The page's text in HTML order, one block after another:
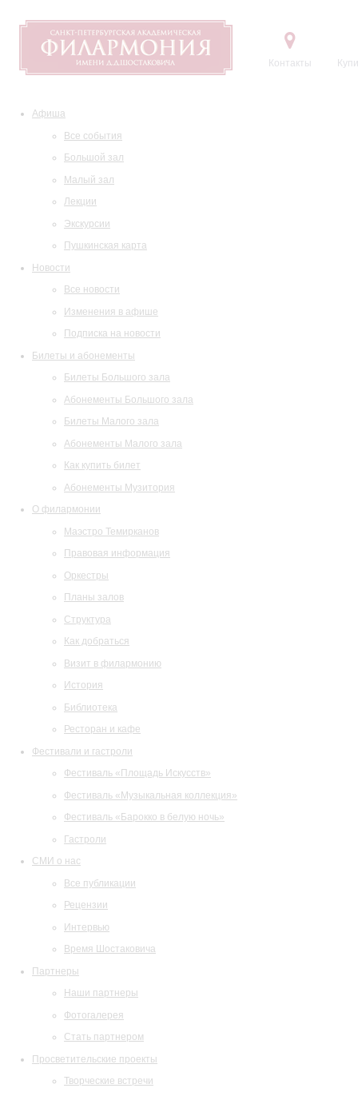
Контакты
Афиша
Все события
Большой зал
Малый зал
Лекции
Экскурсии
Пушкинская карта
Новости
Все новости
Изменения в афише
Подписка на новости
Билеты и абонементы
Билеты Большого зала
Абонементы Большого зала
Билеты Малого зала
Абонементы Малого зала
Как купить билет
Абонементы Музитория
О филармонии
Маэстро Темирканов
Правовая информация
Оркестры
Планы залов
Структура
Как добраться
Визит в филармонию
История
Библиотека
Ресторан и кафе
Фестивали и гастроли
Фестиваль «Площадь Искусств»
Фестиваль «Музыкальная коллекция»
Фестиваль «Барокко в белую ночь»
Гастроли
СМИ о нас
Все публикации
Рецензии
Интервью
Время Шостаковича
Партнеры
Наши партнеры
Фотогалерея
Стать партнером
Просветительские проекты
Творческие встречи